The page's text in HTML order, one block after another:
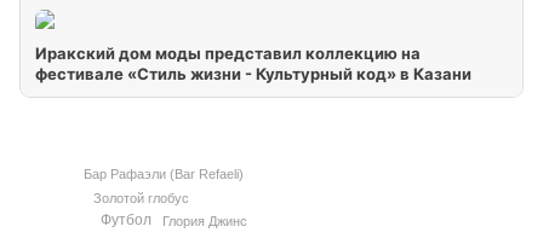
Иракский дом моды представил коллекцию на
фестивале «Стиль жизни - Культурный код» в Казани
Футбол
Золотой глобус
Глория Джинс
Бар Рафаэли (Bar Refaeli)